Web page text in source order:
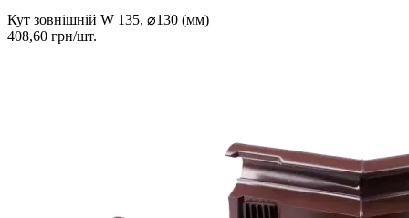
Кут зовнішній W 135, ⌀130 (мм)
408,60 грн/шт.